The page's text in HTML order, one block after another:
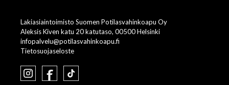
Lakiasiaintoimisto Suomen Potilasvahinkoapu Oy
Aleksis Kiven katu 20 katutaso, 00500 Helsinki
infopalvelu@potilasvahinkoapu.fi
Tietosuojaseloste